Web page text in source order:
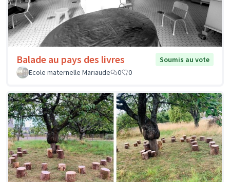
Balade au pays des livres
Soumis au vote
Ecole maternelle Mariaude
0 0